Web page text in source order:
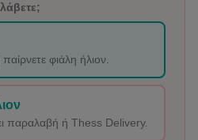
φιάλη ήλιον.
παραλαβή ή Thess Delivery.